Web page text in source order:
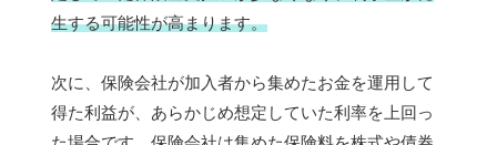
生する可能性が高まります。
次に、保険会社が加入者から集めたお金を運用して
得た利益が、あらかじめ想定していた利率を上回っ